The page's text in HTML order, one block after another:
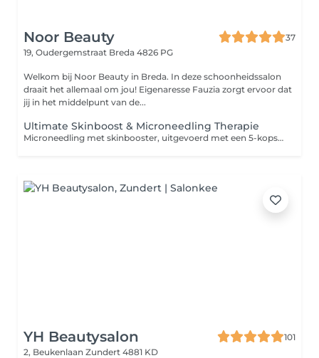
Noor Beauty
37
19, Oudergemstraat Breda 4826 PG
Welkom bij Noor Beauty in Breda. In deze schoonheidssalon
draait het allemaal om jou! Eigenaresse Fauzia zorgt ervoor dat
jij in het middelpunt van de...
Ultimate Skinboost & Microneedling Therapie
Microneedling met skinbooster, uitgevoerd met een 5-kops naald van 1,5 mm, is een geavanceerde huidverjongingsbehandeling die de natuurlijke regeneratie van de huid stimuleert. Tijdens de behandeling worden microkanaaltjes in de huid gecreëerd, waardoor een voedende en herstellende serum wordt toegediend. Deze krachtige mix hydrateert diep, verbetert de huidstructuur en zorgt voor een stralende, frisse uitstraling. De combinatie van microneedling en skinboosters werkt effectief tegen pigmentvlekken, fijne lijntjes en rimpels. Het zorgt voor een stevigere, gladdere huid met een egale teint en herstelt de huid van binnenuit voor langdurige resultaten. Perfect voor wie op zoek is naar een jeugdige, gezonde uitstraling!
YH Beautysalon
101
2, Beukenlaan Zundert 4881 KD